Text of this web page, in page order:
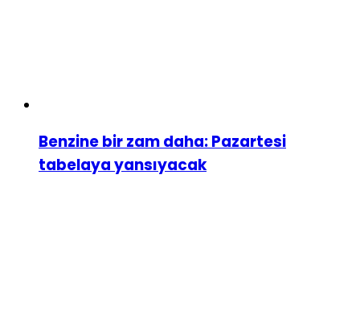
Benzine bir zam daha: Pazartesi
tabelaya yansıyacak